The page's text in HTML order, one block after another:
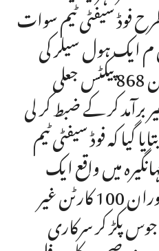
فوڈ سیفٹی ٹیم سوات
ایک ہول سیلر کی
انسپکشن کی جس کیدوران 868 پیکٹس جعلی
برآمد کر کے ضبط کر لی
گیا کہ فوڈ سیفٹی ٹیم
میں واقع ایک
گودام کی انسپکشن کے دوران 100 کارٹن غیر
پکڑ کر سرکاری